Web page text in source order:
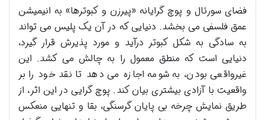
فضای سورئال و پوچ گرایانه «پیرزن و کبوترها» به انیمیشن
عمق فلسفی می بخشد. دنیایی که در آن یک پلیس می تواند
به سادگی به شکل کبوتر درآید و مورد پذیرش قرار گیرد،
دنیایی است که منطق معمول را به چالش می کشد. این
غیرواقعی بودن، به شومه اجازه می دهد تا نقد خود را بر
واقعیت با آزادی بیشتری بیان کند. پوچ گرایی در این اثر، از
طریق نمایش چرخه بی پایان گرسنگی، بقا و تنهایی منعکس